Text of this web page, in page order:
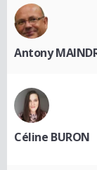
Antony
Céline BURON